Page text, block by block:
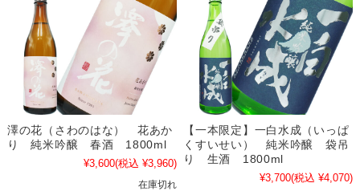
澤の花（さわのはな） 花あか
り 純米吟醸 春酒 1800ml
¥3,600(税込 ¥3,960)
在庫切れ
【一本限定】一白水成（いっぱ
くすいせい） 純米吟醸 袋吊
り 生酒 1800ml
¥3,700(税込 ¥4,070)